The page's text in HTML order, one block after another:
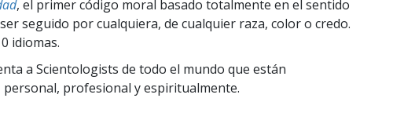
, el primer código moral basado totalmente en el sentido
seguido por cualquiera, de cualquier raza, color o credo.
idiomas.
a Scientologists de todo el mundo que están
personal, profesional y espiritualmente.